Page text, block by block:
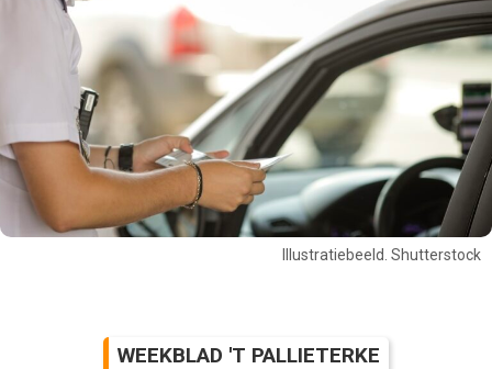
Illustratiebeeld. Shutterstock
WEEKBLAD 'T PALLIETERKE